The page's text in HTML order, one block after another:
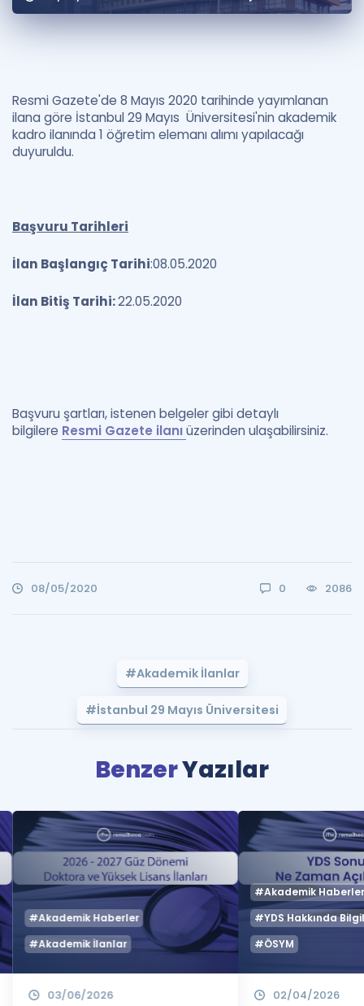
Puan Hesaplama
Kampanyalar
Blog
Resmi Gazete'de 8 Mayıs 2020 tarihinde yayımlanan
ilana göre İstanbul 29 Mayıs Üniversitesi'nin akademik
kadro ilanında 1 öğretim elemanı alımı yapılacağı
duyuruldu.
Başvuru Tarihleri
İlan Başlangıç Tarihi:08.05.2020
İlan Bitiş Tarihi:22.05.2020
Başvuru şartları, istenen belgeler gibi detaylı
bilgilere Resmi Gazete ilanıüzerinden ulaşabilirsiniz.
08/05/2020 0 2086
#Akademik İlanlar
#İstanbul 29 Mayıs Üniversitesi
BenzerYazılar
#Akademik Haberler
#Akademik İlanlar
03/06/2026
#Akademik
#YDS Hakkında
#ÖSYM
02/04/2026